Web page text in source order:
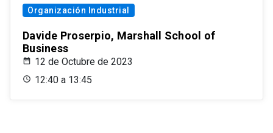
Organización Industrial
Davide Proserpio, Marshall School of
Business
12 de Octubre de 2023
12:40 a 13:45